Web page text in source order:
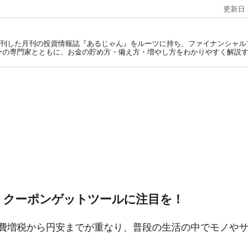
更新日
した月刊の投資情報誌『あるじゃん』をルーツに持ち、ファイナンシャ
専門家とともに、お金の貯め方・備え方・増やし方をわかりやすく解説
ーポンゲットツールに注目を！
増税から円安までが重なり、普段の生活の中でモノや